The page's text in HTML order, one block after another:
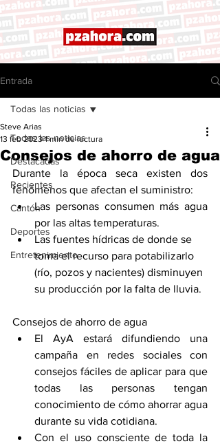
Entrada
Todas las noticias
Destacadas
Recientes
Cantón
Deportes
Entretenimiento
Todas las noticias
Consejos de ahorro de agua
Steve Arias
13 feb 2023 1 min de lectura
Durante la época seca existen dos
fenómenos que afectan el suministro:
Las personas consumen más agua
por las altas temperaturas.
Las fuentes hídricas de donde se
toma el recurso para potabilizarlo
(río, pozos y nacientes) disminuyen
su producción por la falta de lluvia.
Consejos de ahorro de agua
El AyA estará difundiendo una
campaña en redes sociales con
consejos fáciles de aplicar para que
todas las personas tengan
conocimiento de cómo ahorrar agua
durante su vida cotidiana.
Con el uso consciente de toda la